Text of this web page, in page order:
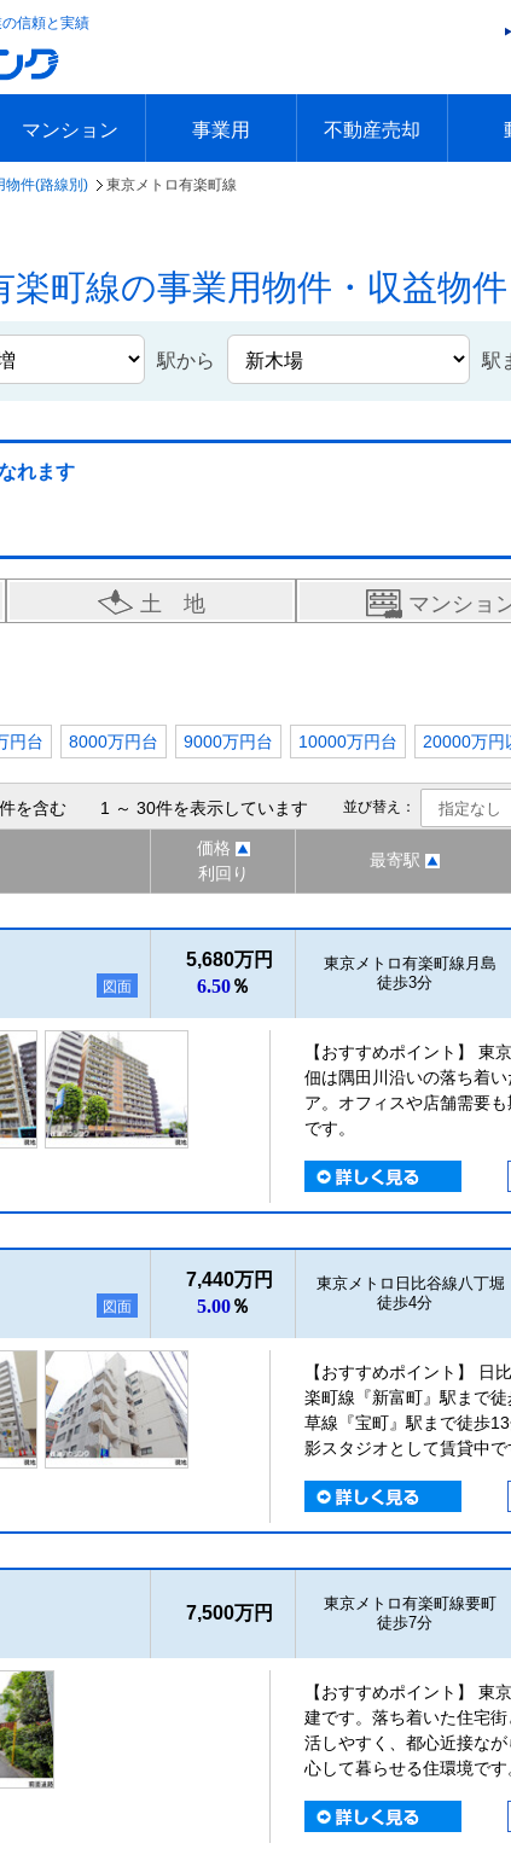
信頼と実績
マンション
エリアで探す
沿線で探す
本日の新着物件
今週の新着物件
事業用
エリアで探す
沿線で探す
本日の新着物件
今週の新着物件
不動産売却
物件(路線別) 東京メトロ有楽町線
楽町線の事業用物件・収益物
駅から 駅
れます
土 地 マンショ
円台 8000万円台 9000万円台 10000万円台 20000万円
を含む 1 ～ 30件を表示しています 並び替え：
価格
利回り
最寄駅
図面
5,680万円
6.50％
東京メトロ有楽町線月島
徒歩3分
【おすすめポイント】 東
佃は隅田川沿いの落ち着
ア。オフィスや店舗需要
です。
図面
7,440万円
5.00％
東京メトロ日比谷線八丁堀
徒歩4分
【おすすめポイント】 日
楽町線『新富町』駅まで
草線『宝町』駅まで徒歩
影スタジオとして賃貸中で
7,500万円
東京メトロ有楽町線要町
徒歩7分
【おすすめポイント】 東
建です。落ち着いた住宅
活しやすく、都心近接な
心して暮らせる住環境です